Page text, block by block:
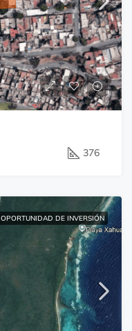
376
OPORTUNIDAD DE INVERSIÓN